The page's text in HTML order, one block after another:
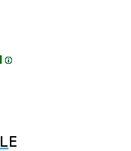
LE